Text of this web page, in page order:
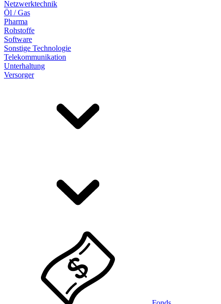
Netzwerktechnik
Öl / Gas
Pharma
Rohstoffe
Software
Sonstige Technologie
Telekommunikation
Unterhaltung
Versorger